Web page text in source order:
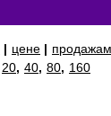
| цене | продажам
20, 40, 80, 160